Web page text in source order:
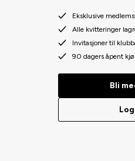
Eksklusive
Alle kvitteringer
Invitasjoner til
90 dagers åpent
Bli